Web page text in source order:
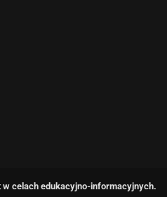
celach edukacyjno-informacyjnych.